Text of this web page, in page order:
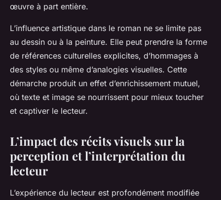
œuvre à part entière.
L’influence artistique dans le roman ne se limite pas
au dessin ou à la peinture. Elle peut prendre la forme
de références culturelles explicites, d’hommages à
des styles ou même d’analogies visuelles. Cette
démarche produit un effet d’enrichissement mutuel,
où texte et image se nourrissent pour mieux toucher
et captiver le lecteur.
L’impact des récits visuels sur la
perception et l’interprétation du
lecteur
L’expérience du lecteur est profondément modifiée